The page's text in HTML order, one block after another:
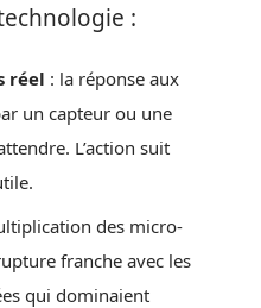
:
réel : la réponse aux
un capteur ou une
L’action suit
des micro-
franche avec les
qui dominaient